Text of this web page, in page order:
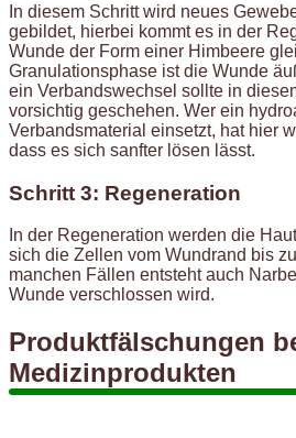
In diesem Schritt wird neues
gebildet, hierbei kommt es in der
Wunde der Form einer Himbeere
Granulationsphase ist die Wunde
ein Verbandswechsel sollte in
vorsichtig geschehen. Wer ein
Verbandsmaterial einsetzt, hat hier
dass es sich sanfter lösen lässt.
Schritt 3: Regeneration
In der Regeneration werden die
sich die Zellen vom Wundrand bis
manchen Fällen entsteht auch
Wunde verschlossen wird.
Produktfälschungen
Medizinprodukten